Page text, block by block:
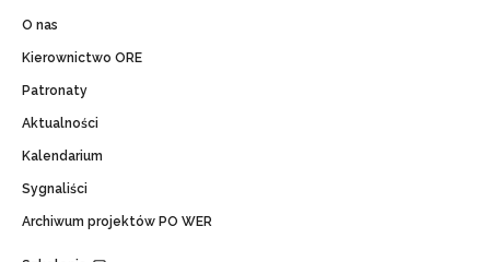
O nas
Kierownictwo ORE
Patronaty
Aktualności
Kalendarium
Sygnaliści
Archiwum projektów PO WER